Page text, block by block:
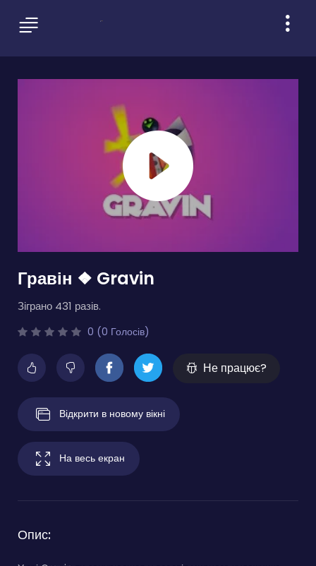
Гравін ❖ Gravin
Зіграно 431 разів.
0 (0 Голосів)
Не працює?
Відкрити в новому вікні
На весь екран
Опис: